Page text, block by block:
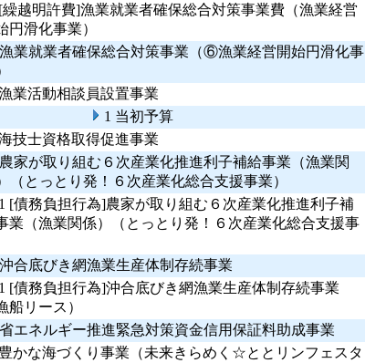
繰越明許費]漁業就業者確保総合対策事業費（漁業経営
円滑化事業）
業就業者確保総合対策事業（⑥漁業経営開始円滑化事
業活動相談員設置事業
1 当初予算
技士資格取得促進事業
家が取り組む６次産業化推進利子補給事業（漁業関
（とっとり発！６次産業化総合支援事業）
[債務負担行為]農家が取り組む６次産業化推進利子補
業（漁業関係）（とっとり発！６次産業化総合支援事
合底びき網漁業生産体制存続事業
[債務負担行為]沖合底びき網漁業生産体制存続事業
船リース）
エネルギー推進緊急対策資金信用保証料助成事業
かな海づくり事業（未来きらめく☆ととリンフェスタ